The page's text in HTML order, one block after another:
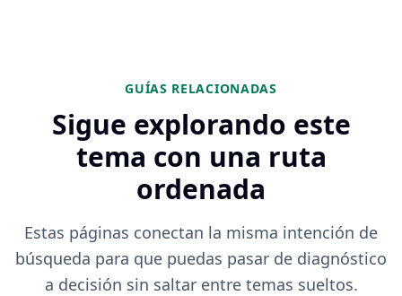
GUÍAS RELACIONADAS
Sigue explorando este
tema con una ruta
ordenada
Estas páginas conectan la misma intención de
búsqueda para que puedas pasar de diagnóstico
a decisión sin saltar entre temas sueltos.